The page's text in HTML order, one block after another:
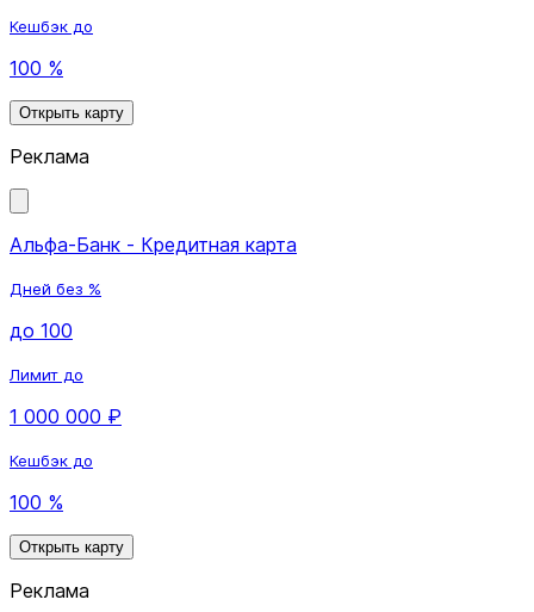
Кешбэк до
100 %
Открыть карту
Реклама
Альфа-Банк - Кредитная карта
Дней без %
до 100
Лимит до
1 000 000 ₽
Кешбэк до
100 %
Открыть карту
Реклама